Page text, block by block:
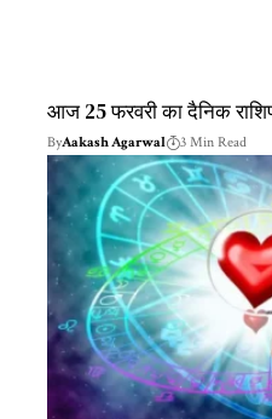
आज 25 फरवरी का दैनिक
ByAakash Agarwal 3 Min Read